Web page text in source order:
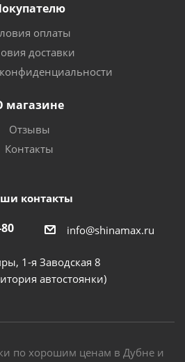
оплаты
доставки
магазине
Отзывы
Контакты
контакты
info@shinamax.ru
1-я Заводская 8
автостоянки)
по хорошим ценам в Дубне и